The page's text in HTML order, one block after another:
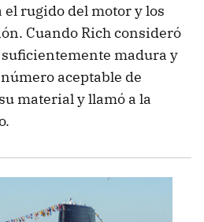
rugido del motor y los
Cuando Rich consideró
suficientemente madura y
aceptable de
material y llamó a la